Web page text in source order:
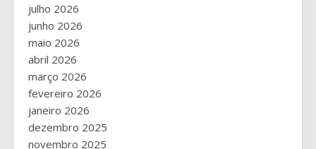
julho 2026
junho 2026
maio 2026
abril 2026
março 2026
fevereiro 2026
janeiro 2026
dezembro 2025
novembro 2025